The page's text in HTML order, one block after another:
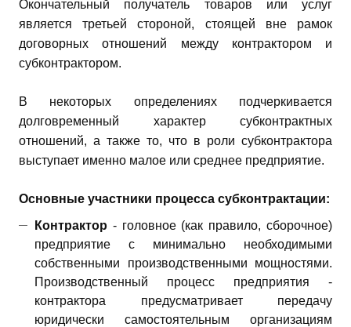
Окончательный получатель товаров или услуг
является третьей стороной, стоящей вне рамок
договорных отношений между контрактором и
субконтрактором.
В некоторых определениях подчеркивается
долговременный характер субконтрактных
отношений, а также то, что в роли субконтрактора
выступает именно малое или среднее предприятие.
Основные участники процесса субконтрактации:
Контрактор - головное (как правило, сборочное)
предприятие с минимально необходимыми
собственными производственными мощностями.
Производственный процесс предприятия -
контрактора предусматривает передачу
юридически самостоятельным организациям